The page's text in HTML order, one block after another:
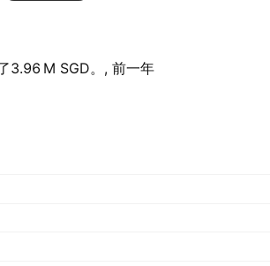
‪3.96 M‬ SGD。, 前一年